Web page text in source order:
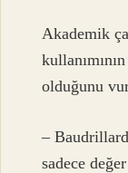
Akademik
olduğunu
–
sadece